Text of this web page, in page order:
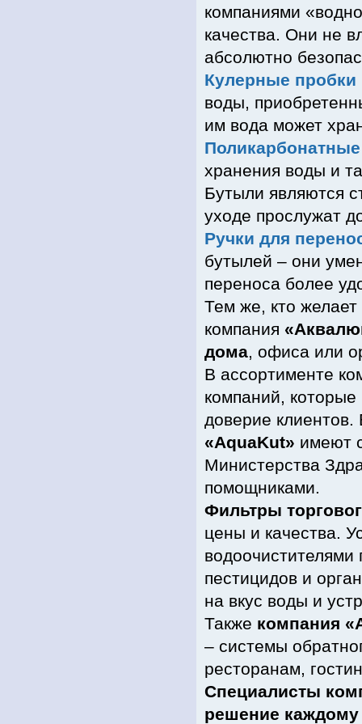
компаниями
качества. Они не
абсолютно
Кулерные пробки
воды,
им вода может
хранения воды и
Бутыли являются
уходе прослужат
Ручки для
бутылей – они
переноса более
Тем же, кто
компания
дома , офиса или
В ассортименте
компаний,
доверие
«AquaKut» имеют
Министерства
помощниками.
Фильтры
цены и качества.
водоочистителями
пестицидов и
на вкус воды и
Также компания
– системы
ресторанам,
Специалисты
решение